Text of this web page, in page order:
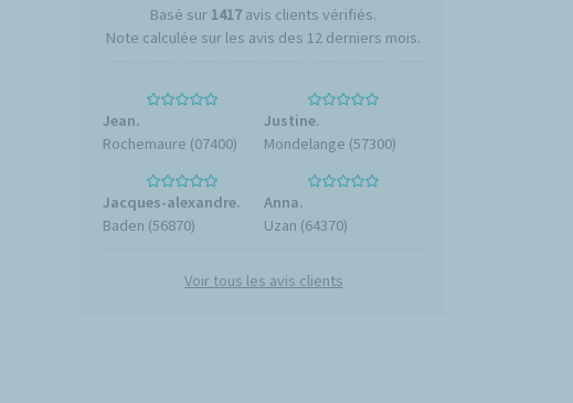
Basé sur 1417avis clients vérifiés.
Note calculée sur les avis des 12 derniers mois.
Jean.
Rochemaure (07400)
Justine.
Mondelange (57300)
Jacques-alexandre.
Baden (56870)
Anna.
Uzan (64370)
Voir tous les avis clients